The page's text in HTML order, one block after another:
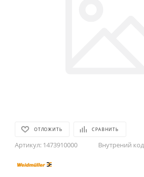
ОТЛОЖИТЬ СРАВНИТЬ
Артикул: 1473910000 Внутрений